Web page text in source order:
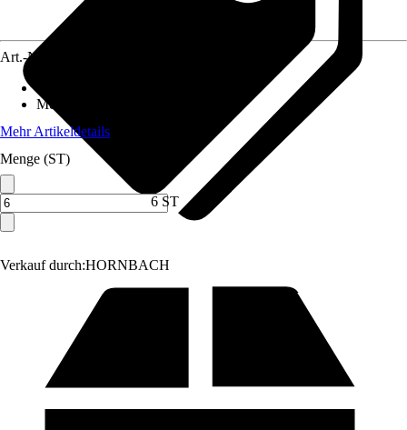
Verkauf durch:HORNBACH
Art.-Nr.
Mehrjährig
Mehr Artikeldetails
Menge (ST)
6 ST